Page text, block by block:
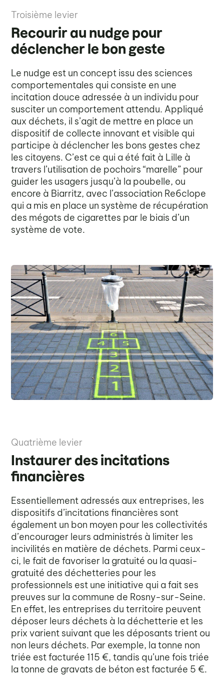
Troisième levier
Recourir au nudge pour
déclencher le bon geste
Le nudge est un concept issu des sciences
comportementales qui consiste en une
incitation douce adressée à un individu pour
susciter un comportement attendu. Appliqué
aux déchets, il s’agit de mettre en place un
dispositif de collecte innovant et visible qui
participe à déclencher les bons gestes chez
les citoyens. C’est ce qui a été fait à Lille à
travers l’utilisation de pochoirs “marelle” pour
guider les usagers jusqu’à la poubelle, ou
encore à Biarritz, avec l’association Re6clope
qui a mis en place un système de récupération
des mégots de cigarettes par le biais d’un
système de vote.
Quatrième levier
Instaurer des incitations
financières
Essentiellement adressés aux entreprises, les
dispositifs d’incitations financières sont
également un bon moyen pour les collectivités
d’encourager leurs administrés à limiter les
incivilités en matière de déchets. Parmi ceux-
ci, le fait de favoriser la gratuité ou la quasi-
gratuité des déchetteries pour les
professionnels est une initiative qui a fait ses
preuves sur la commune de Rosny-sur-Seine.
En effet, les entreprises du territoire peuvent
déposer leurs déchets à la déchetterie et les
prix varient suivant que les déposants trient ou
non leurs déchets. Par exemple, la tonne non
triée est facturée 115 €, tandis qu’une fois triée
la tonne de gravats de béton est facturée 5 €.